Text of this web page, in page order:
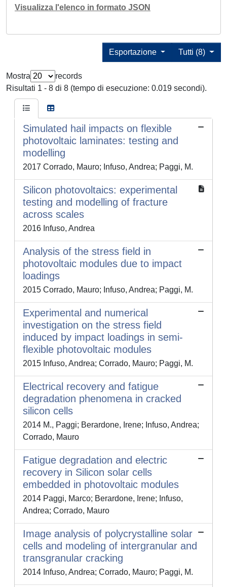
Visualizza l'elenco in formato JSON
Tutti (8)
Esportazione
Mostra
records
Risultati 1 - 8 di 8 (tempo di esecuzione: 0.019 secondi).
Simulated hail impacts on flexible
photovoltaic laminates: testing and
modelling
2017 Corrado, Mauro; Infuso, Andrea; Paggi, M.
Silicon photovoltaics: experimental
testing and modelling of fracture
across scales
2016 Infuso, Andrea
Analysis of the stress field in
photovoltaic modules due to impact
loadings
2015 Corrado, Mauro; Infuso, Andrea; Paggi, M.
Experimental and numerical
investigation on the stress field
induced by impact loadings in semi-
flexible photovoltaic modules
2015 Infuso, Andrea; Corrado, Mauro; Paggi, M.
Electrical recovery and fatigue
degradation phenomena in cracked
silicon cells
2014 M., Paggi; Berardone, Irene; Infuso, Andrea;
Corrado, Mauro
Fatigue degradation and electric
recovery in Silicon solar cells
embedded in photovoltaic modules
2014 Paggi, Marco; Berardone, Irene; Infuso,
Andrea; Corrado, Mauro
Image analysis of polycrystalline solar
cells and modeling of intergranular and
transgranular cracking
2014 Infuso, Andrea; Corrado, Mauro; Paggi, M.